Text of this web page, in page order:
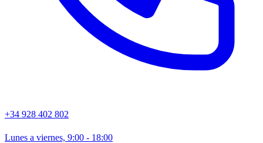
+34 928 402 802
Lunes a viernes, 9:00 - 18:00